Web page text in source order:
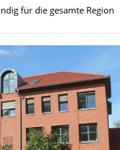
für die gesamte Region